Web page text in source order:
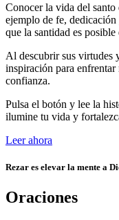
Conocer la vida del santo
ejemplo de fe,
que la santidad es
Al descubrir sus virtudes
inspiración para enfrentar
confianza.
Pulsa el botón y lee la
ilumine tu vida y
Leer ahora
Rezar es elevar la mente a
Oraciones